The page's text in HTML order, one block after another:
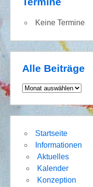
Keine Termine
Alle Beiträge
Alle
Beiträge
Startseite
Informationen
Aktuelles
Kalender
Konzeption